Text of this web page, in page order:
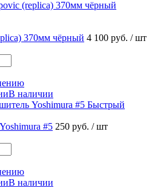
370мм чёрный 4 100 руб. / шт
В наличии
Быстрый
#5 250 руб. / шт
В наличии